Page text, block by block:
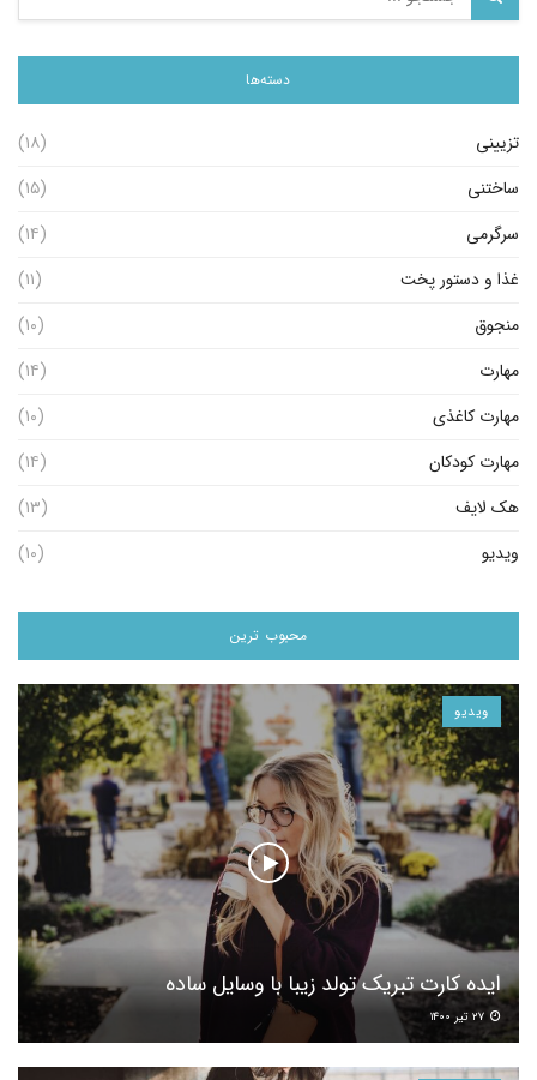
دسته‌ها
تزیینی
(۱۸)
ساختنی
(۱۵)
سرگرمی
(۱۴)
غذا و دستور پخت
(۱۱)
منجوق
(۱۰)
مهارت
(۱۴)
مهارت کاغذی
(۱۰)
مهارت کودکان
(۱۴)
هک لایف
(۱۳)
ویدیو
(۱۰)
محبوب ترین
ویدیو
ایده کارت تبریک تولد زیبا با وسایل ساده